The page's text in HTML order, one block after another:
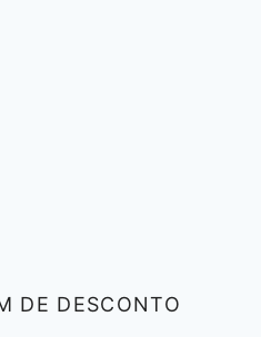
DE DESCONTO